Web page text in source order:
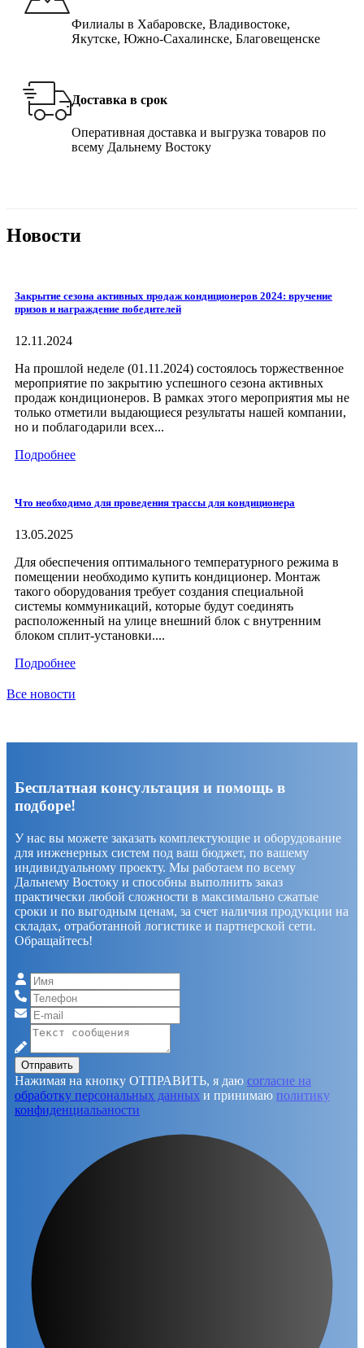
Филиалы в Хабаровске, Владивостоке,
Якутске, Южно-Сахалинске, Благовещенске
Доставка в срок
Оперативная доставка и выгрузка товаров по
всему Дальнему Востоку
Новости
Закрытие сезона активных продаж кондиционеров 2024: вручение
призов и награждение победителей
12.11.2024
На прошлой неделе (01.11.2024) состоялось торжественное
мероприятие по закрытию успешного сезона активных
продаж кондиционеров. В рамках этого мероприятия мы не
только отметили выдающиеся результаты нашей компании,
но и поблагодарили всех...
Подробнее
Что необходимо для проведения трассы для кондиционера
13.05.2025
Для обеспечения оптимального температурного режима в
помещении необходимо купить кондиционер. Монтаж
такого оборудования требует создания специальной
системы коммуникаций, которые будут соединять
расположенный на улице внешний блок с внутренним
блоком сплит-установки....
Подробнее
Все новости
Бесплатная консультация и помощь в
подборе!
У нас вы можете заказать комплектующие и оборудование
для инженерных систем под ваш бюджет, по вашему
индивидуальному проекту. Мы работаем по всему
Дальнему Востоку и способны выполнить заказ
практически любой сложности в максимально сжатые
сроки и по выгодным ценам, за счет наличия продукции на
складах, отработанной логистике и партнерской сети.
Обращайтесь!
Отправить
Нажимая на кнопку ОТПРАВИТЬ, я даю согласие на
обработку персональных данных и принимаю политику
конфиденциальаности